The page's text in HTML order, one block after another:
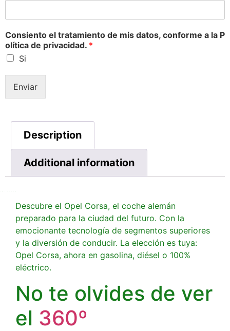
Consiento el tratamiento de mis datos, conforme a la P
olítica de privacidad. *
Si
Enviar
Description
Additional information
Descubre el Opel Corsa, el coche alemán
preparado para la ciudad del futuro. Con la
emocionante tecnología de segmentos superiores
y la diversión de conducir. La elección es tuya:
Opel Corsa, ahora en gasolina, diésel o 100%
eléctrico.
No te olvides de ver
el 360º